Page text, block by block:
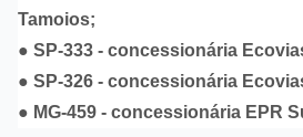
Tamoios;
● SP-333 - concessionária
● SP-326 - concessionária
● MG-459 - concessionária EPR